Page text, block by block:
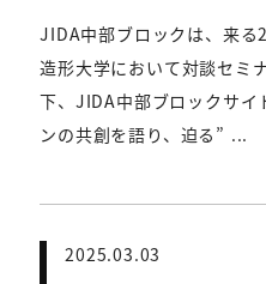
JIDA中部ブロックは、来
造形大学において対談セミ
下、JIDA中部ブロックサイ
ンの共創を語り、迫る” ...
2025.03.03